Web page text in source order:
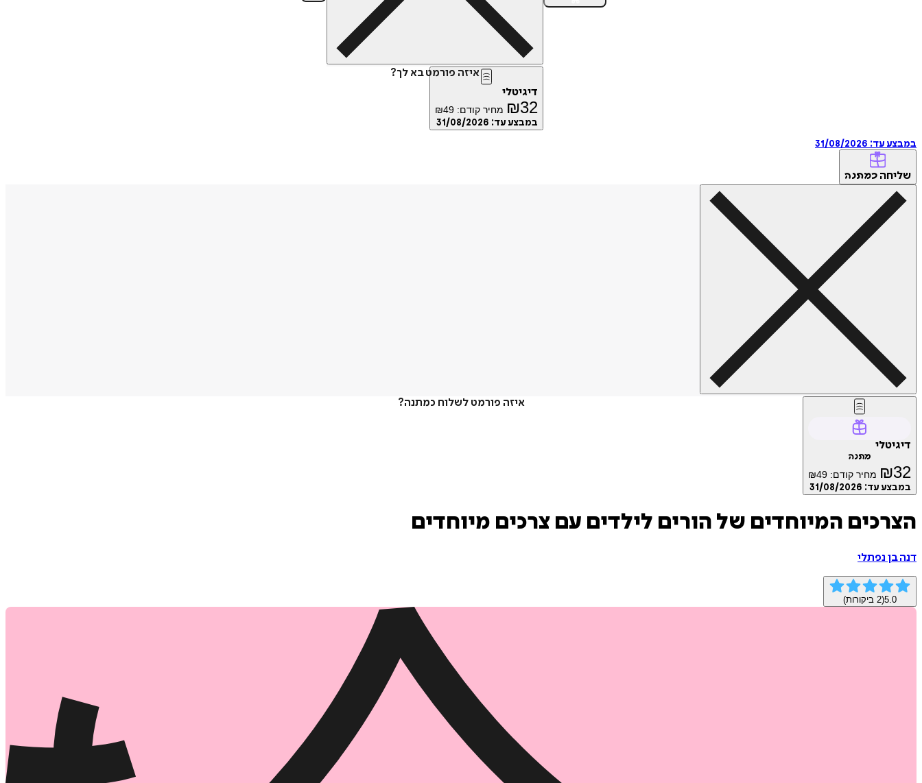
איזה פורמט בא לך?
דיגיטלי
₪32 מחיר קודם: ₪49
במבצע עד: 31/08/2026
במבצע עד: 31/08/2026
שליחה כמתנה
איזה פורמט לשלוח כמתנה?
דיגיטלי
מתנה
₪32 מחיר קודם: ₪49
במבצע עד: 31/08/2026
הצרכים המיוחדים של הורים לילדים עם צרכים מיוחדים
דנה בן נפתלי
5.0
(
2 ביקורות)